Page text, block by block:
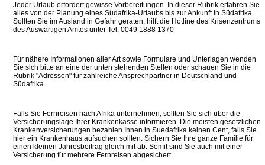
Jeder Urlaub erfordert gewisse Vorbereitungen. In dieser Rubrik erfahren Sie
alles von der Planung eines Südafrika-Urlaubs bis zur Ankunft in Südafrika.
Sollten Sie im Ausland in Gefahr geraten, hilft die Hotline des Krisenzentrums
des Auswärtigen Amtes unter Tel. 0049 1888 1370
Für nähere Informationen aller Art sowie Formulare und Unterlagen wenden
Sie sich bitte an eine der unten stehenden Stellen oder schauen Sie in die
Rubrik "Adressen" für zahlreiche Ansprechpartner in Deutschland und
Südafrika.
Falls Sie Fernreisen nach Afrika unternehmen, sollten Sie sich über die
Versicherungslage Ihrer Krankenkasse informieren. Die meisten gesetzlichen
Krankenversicherungen bezahlen Ihnen in Suedafrika keinen Cent, falls Sie
hier ein Krankenhaus aufsuchen sollten. Sichern Sie Ihre ganze Familie für
einen kleinen Jahresbeitrag gleich mit ab. Somit sind Sie auch mit einer
Versicherung für mehrere Fernreisen abgesichert.